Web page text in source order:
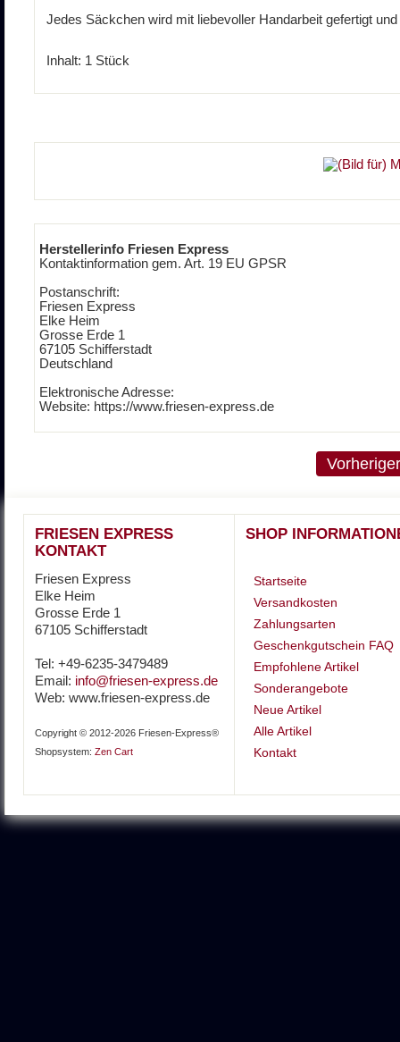
Jedes Säckchen wird mit liebevoller Handarbeit gefertigt
Inhalt: 1 Stück
Herstellerinfo Friesen Express
Kontaktinformation gem. Art. 19 EU GPSR
Postanschrift:
Friesen Express
Elke Heim
Grosse Erde 1
67105 Schifferstadt
Deutschland
Elektronische Adresse:
Website: https://www.friesen-express.de
FRIESEN EXPRESS
KONTAKT
SHOP
Friesen Express
Elke Heim
Grosse Erde 1
67105 Schifferstadt
Tel: +49-6235-3479489
Email: info@friesen-express.de
Web: www.friesen-express.de
Copyright © 2012-2026 Friesen-Express®
Shopsystem: Zen Cart
Startseite
Versandkosten
Zahlungsarten
Geschenkgutschein FAQ
Empfohlene Artikel
Sonderangebote
Neue Artikel
Alle Artikel
Kontakt